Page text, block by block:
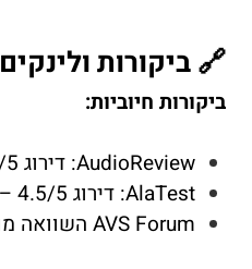
🔗 ביקורות
ביקורות חיוביות:
AudioReview: דירוג 4.2/5 מ-20 ביקורות
AlaTest: דירוג 4.5/5 – משתמשים מתלהבים מהאמינות
AVS Forum השוואה מול Boston VR3 – המשתמש העדיף את ה-Kappas כמעט בכל פרמטר